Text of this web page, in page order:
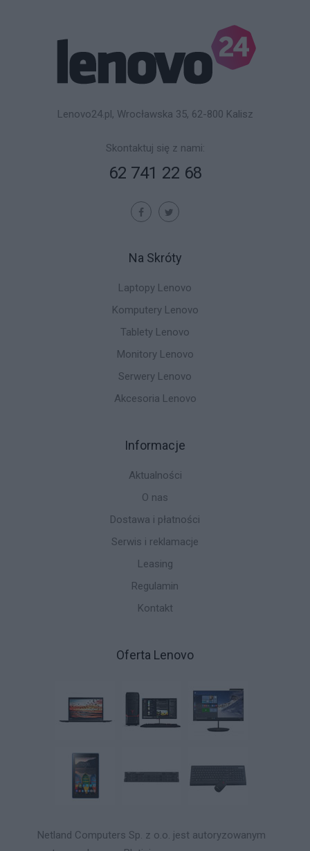
Lenovo24.pl, Wrocławska 35, 62-800 Kalisz
Skontaktuj się z nami:
62 741 22 68
Na Skróty
Laptopy Lenovo
Komputery Lenovo
Tablety Lenovo
Monitory Lenovo
Serwery Lenovo
Akcesoria Lenovo
Informacje
Aktualności
O nas
Dostawa i płatności
Serwis i reklamacje
Leasing
Regulamin
Kontakt
Oferta Lenovo
Netland Computers Sp. z o.o. jest autoryzowanym